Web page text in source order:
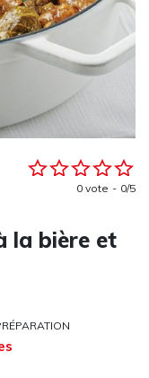
0 vote 0/5
la bière et